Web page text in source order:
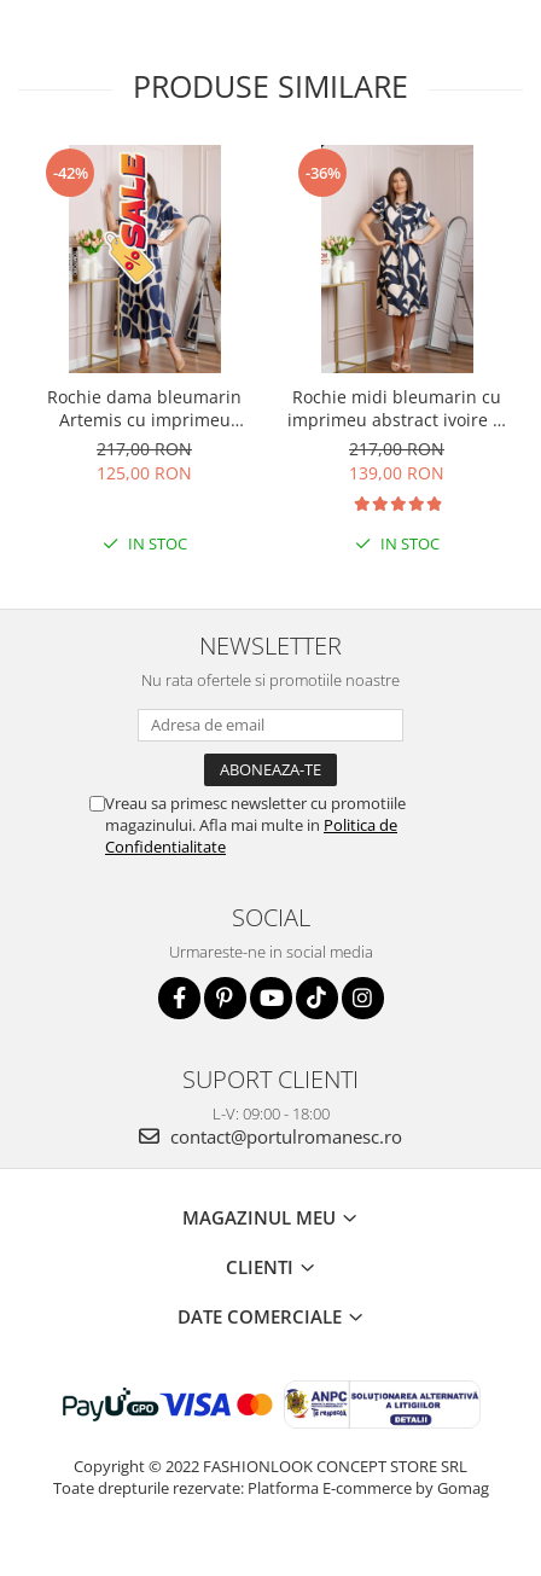
PRODUSE SIMILARE
-42%
Rochie dama bleumarin
Artemis cu imprimeu
abstract si cordon in talie
217,00 RON
125,00 RON
IN STOC
-36%
Rochie midi bleumarin cu
imprimeu abstract ivoire si
snur la decolteu Shelby
217,00 RON
139,00 RON
IN STOC
NEWSLETTER
Nu rata ofertele si promotiile noastre
Vreau sa primesc newsletter cu promotiile
magazinului. Afla mai multe in Politica de
Confidentialitate
SOCIAL
Urmareste-ne in social media
SUPORT CLIENTI
L-V: 09:00 - 18:00
contact@portulromanesc.ro
MAGAZINUL MEU
CLIENTI
DATE COMERCIALE
Copyright © 2022 FASHIONLOOK CONCEPT STORE SRL
Toate drepturile rezervate: Platforma E-commerce by Gomag